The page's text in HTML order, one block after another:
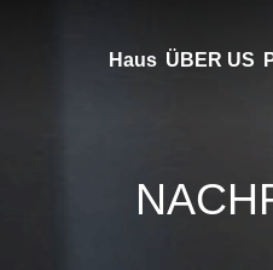
Haus ÜBER US